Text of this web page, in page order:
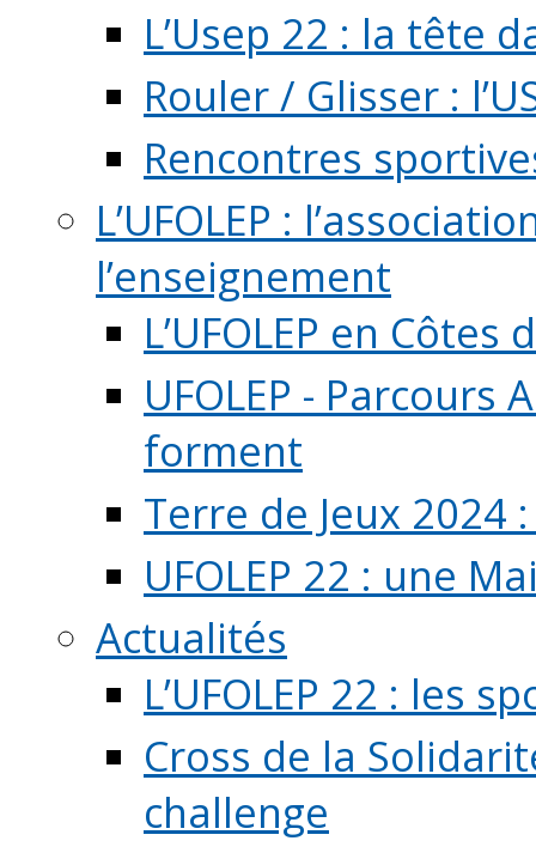
L’Usep 22 : la tête
Rouler / Glisser :
Rencontres
L’UFOLEP :
l’enseignement
L’UFOLEP en Côtes
UFOLEP -
forment
Terre de Jeux 2024
UFOLEP 22 : une
Actualités
L’UFOLEP 22 : les
Cross de la
challenge